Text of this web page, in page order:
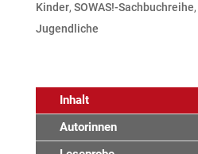
Kinder, SOWAS!-Sachbuchreihe,
Jugendliche
Inhalt
Autorinnen